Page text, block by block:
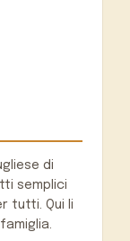
di
semplici
tutti. Qui li